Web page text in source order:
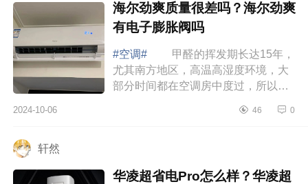
海尔劲爽质量很差吗？海尔劲爽
有电子膨胀阀吗
#空调#
甲醛的挥发期长达15年，
尤其南方地区，高温高湿度环境，大
部分时间都在空调房中度过，所以长
小编为大家介绍下海尔劲爽质量很差
2024-10-06 46 0
轩然
华凌超省电Pro怎么样？华凌超